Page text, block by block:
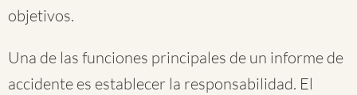
objetivos.
Una de las funciones principales de un informe de
accidente es establecer la responsabilidad. El